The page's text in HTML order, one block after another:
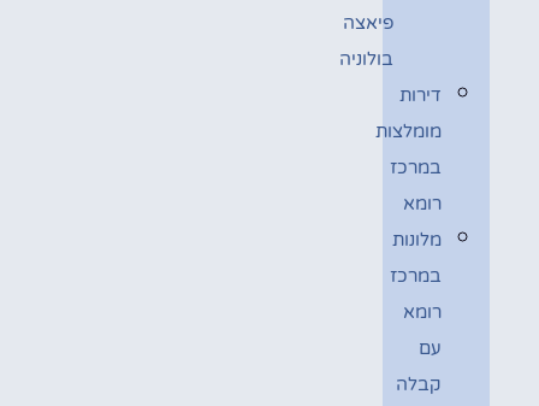
פיאצה
בולוניה
דירות
מומלצות
במרכז
רומא
מלונות
במרכז
רומא
עם
קבלה